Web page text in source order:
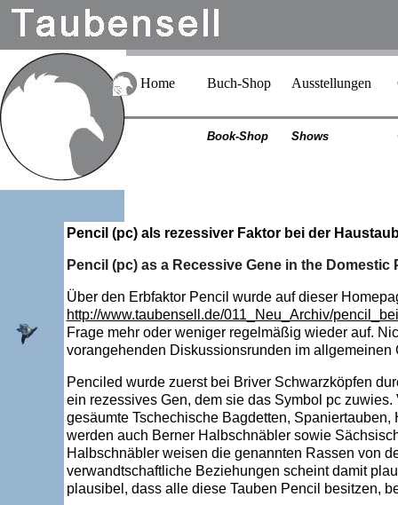
Home Buch-Shop Ausstellungen
Book-Shop Shows
Pencil (pc) als rezessiver Faktor bei der
Pencil (pc) as a Recessive Gene in the Domestic
Über den Erbfaktor Pencil wurde auf dieser
http://www.taubensell.de/011_Neu_Archiv/
Frage mehr oder weniger regelmäßig wieder auf.
vorangehenden Diskussionsrunden im allgemeinen
Penciled wurde zuerst bei Briver Schwarzköpfen
ein rezessives Gen, dem sie das Symbol pc
gesäumte Tschechische Bagdetten,
werden auch Berner Halbschnäbler sowie
Halbschnäbler weisen die genannten Rassen von
verwandtschaftliche Beziehungen scheint damit
plausibel, dass alle diese Tauben Pencil besitzen,